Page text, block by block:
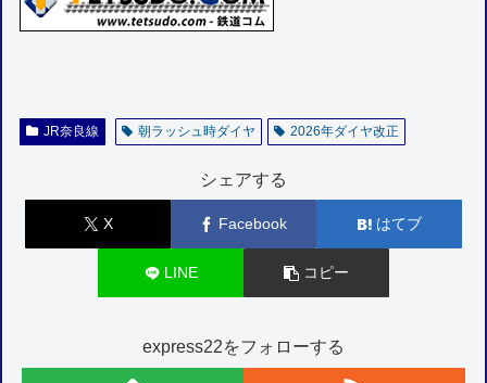
JR奈良線 朝ラッシュ時ダイヤ 2026年ダイヤ改正
シェアする
X Facebook はてブ
LINE コピー
express22をフォローする